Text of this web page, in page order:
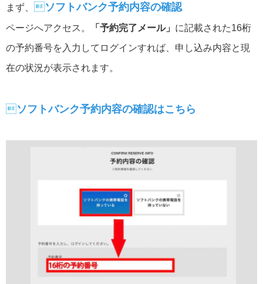
まず、 ソフトバンク予約内容の確認
ページへアクセス。 「予約完了メール」 に記載された16桁
の予約番号を入力してログインすれば、申し込み内容と現
在の状況が表示されます。
ソフトバンク予約内容の確認はこちら